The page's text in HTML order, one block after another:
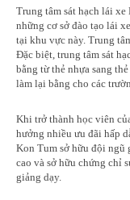
Trung tâm sát hạch lái
những cơ sở đào tạo lái
tại khu vực này. Trung
Đặc biệt, trung tâm sát
bằng từ thẻ nhựa sang
làm lại bằng cho các
Khi trở thành học viên
hưởng nhiều ưu đãi hấp
Kon Tum sở hữu đội ngũ
cao và sở hữu chứng chỉ
giảng dạy.